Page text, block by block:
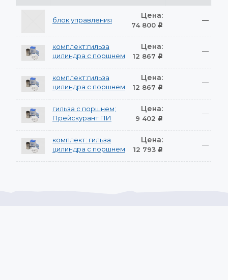
блок управления Цена:
74 800 Р
—
комплект:гильза
цилиндра с поршнем
Цена:
12 867 Р
—
комплект:гильза
цилиндра с поршнем
Цена:
12 867 Р
—
гильза с поршнем;
Прейскурант ПИ
Цена:
9 402 Р
—
комплект: гильза
цилиндра с поршнем
Цена:
12 793 Р
—